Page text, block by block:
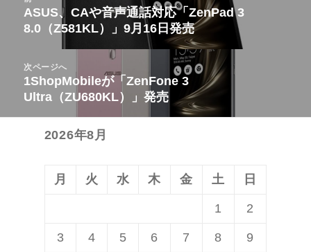
前
の
稿:
ASUS、CAや音声通話対応「ZenPad 3
8.0（Z581KL）」9月16日発売
次ページへ
次
の
投
1ShopMobileが「ZenFone 3
Ultra（ZU680KL）」発売
2026年8月
月 火 水 木 金 土 日
1 2
3 4 5 6 7 8 9